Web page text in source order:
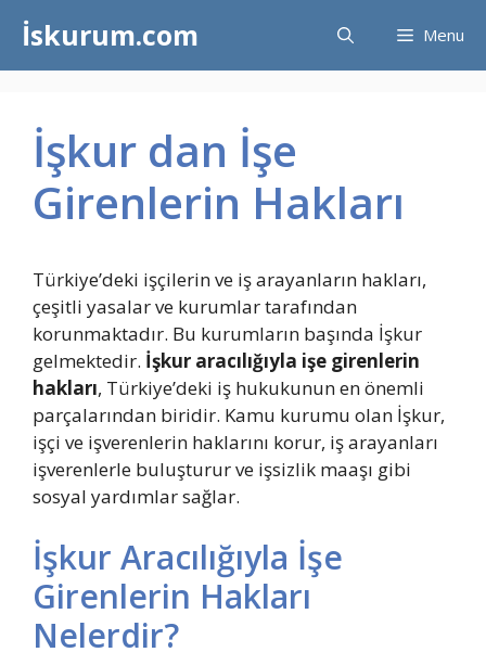
atlaİskurum.com Menu
İşkur dan İşe
Girenlerin Hakları
Türkiye’deki işçilerin ve iş arayanların hakları,
çeşitli yasalar ve kurumlar tarafından
korunmaktadır. Bu kurumların başında İşkur
gelmektedir. İşkur aracılığıyla işe girenlerin
hakları, Türkiye’deki iş hukukunun en önemli
parçalarından biridir. Kamu kurumu olan İşkur,
işçi ve işverenlerin haklarını korur, iş arayanları
işverenlerle buluşturur ve işsizlik maaşı gibi
sosyal yardımlar sağlar.
İşkur Aracılığıyla İşe
Girenlerin Hakları
Nelerdir?